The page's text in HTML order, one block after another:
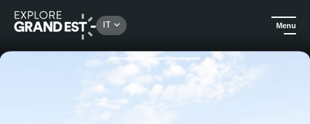
IT Menu
Arte e cultura Viaggio sensoriale nel cuore dello Champagne con Pressoria